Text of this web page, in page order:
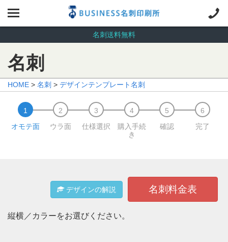
名刺送料無料
名刺
HOME > 名刺 > デザインテンプレート名刺
オモテ面 ウラ面 仕様選択
購入手続
き
確認 完了
デザインの解説 名刺料金表
縦横／カラーをお選びください。